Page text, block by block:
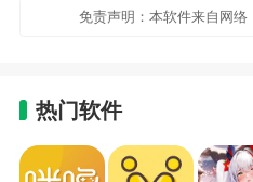
免责声明：本软件来自网络
热门软件